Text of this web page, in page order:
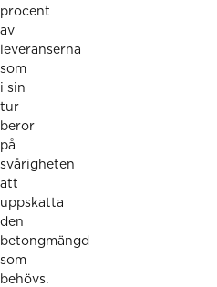
procent
av
leveranserna
som
i sin
tur
beror
på
svårigheten
att
uppskatta
den
betongmängd
som
behövs.